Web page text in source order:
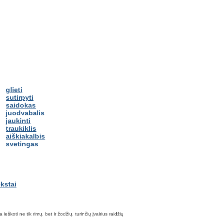
glieti
sutirpyti
saidokas
juodvabalis
jaukinti
traukiklis
aiškiakalbis
svetingas
ne tik rimų, bet ir žodžių, turinčių įvairius raidžių